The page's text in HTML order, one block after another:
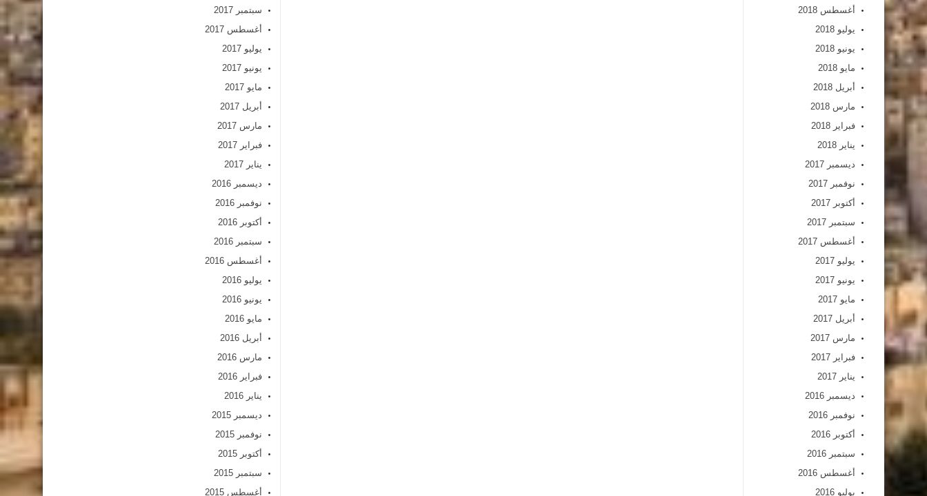
أغسطس 2018
يوليو 2018
يونيو 2018
مايو 2018
أبريل 2018
مارس 2018
فبراير 2018
يناير 2018
ديسمبر 2017
نوفمبر 2017
أكتوبر 2017
سبتمبر 2017
أغسطس 2017
يوليو 2017
يونيو 2017
مايو 2017
أبريل 2017
مارس 2017
فبراير 2017
يناير 2017
ديسمبر 2016
نوفمبر 2016
أكتوبر 2016
سبتمبر 2016
أغسطس 2016
يوليو 2016
سبتمبر 2017
أغسطس 2017
يوليو 2017
يونيو 2017
مايو 2017
أبريل 2017
مارس 2017
فبراير 2017
يناير 2017
ديسمبر 2016
نوفمبر 2016
أكتوبر 2016
سبتمبر 2016
أغسطس 2016
يوليو 2016
يونيو 2016
مايو 2016
أبريل 2016
مارس 2016
فبراير 2016
يناير 2016
ديسمبر 2015
نوفمبر 2015
أكتوبر 2015
سبتمبر 2015
أغسطس 2015